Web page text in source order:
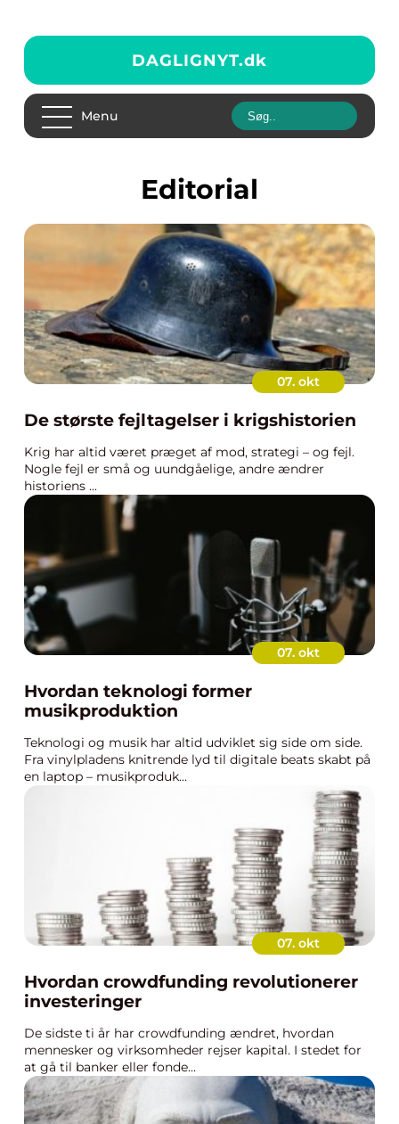
DAGLIGNYT.dk
Menu
editorial
07. okt
De største fejltagelser i krigshistorien
Krig har altid været præget af mod, strategi – og fejl.
Nogle fejl er små og uundgåelige, andre ændrer
historiens ...
07. okt
Hvordan teknologi former
musikproduktion
Teknologi og musik har altid udviklet sig side om side.
Fra vinylpladens knitrende lyd til digitale beats skabt på
en laptop – musikproduk...
07. okt
Hvordan crowdfunding revolutionerer
investeringer
De sidste ti år har crowdfunding ændret, hvordan
mennesker og virksomheder rejser kapital. I stedet for
at gå til banker eller fonde...